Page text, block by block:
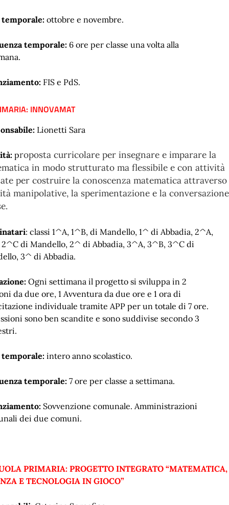
ottobre e novembre.
temporale: 6 ore per classe una volta alla
FIS e PdS.
INNOVAMAT
Lionetti Sara
proposta curricolare per insegnare e imparare la
in modo strutturato ma flessibile e con attività
per costruire la conoscenza matematica attraverso
manipolative, la sperimentazione e la
: classi 1^A, 1^B, di Mandello, 1^ di Abbadia, 2^A,
di Mandello, 2^ di Abbadia, 3^A, 3^B, 3^C di
3^ di Abbadia.
Ogni settimana il progetto si sviluppa in 2
da due ore, 1 Avventura da due ore e 1 ora di
individuale tramite APP per un totale di 7 ore.
sono ben scandite e sono suddivise secondo 3
intero anno scolastico.
temporale: 7 ore per classe a settimana.
Sovvenzione comunale. Amministrazioni
dei due comuni.
PRIMARIA: PROGETTO INTEGRATO “MATEMATICA,
E TECNOLOGIA IN GIOCO”